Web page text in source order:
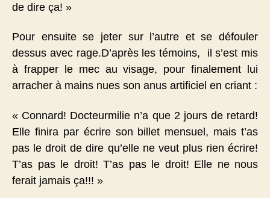
de dire ça! »
Pour ensuite se jeter sur l’autre et se défouler
dessus avec rage.D’après les témoins, il s’est mis
à frapper le mec au visage, pour finalement lui
arracher à mains nues son anus artificiel en criant :
« Connard! Docteurmilie n’a que 2 jours de retard!
Elle finira par écrire son billet mensuel, mais t’as
pas le droit de dire qu’elle ne veut plus rien écrire!
T’as pas le droit! T’as pas le droit! Elle ne nous
ferait jamais ça!!! »